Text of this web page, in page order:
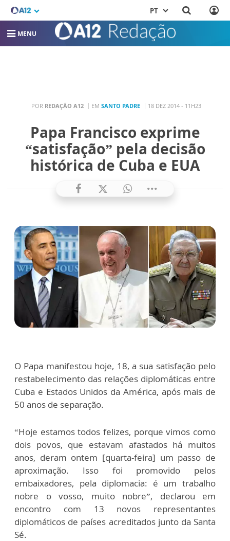
PT
MENU
POR REDAÇÃO A12 EM SANTO PADRE 18 DEZ 2014 - 11H23
Papa Francisco exprime
“satisfação” pela decisão
histórica de Cuba e EUA
O Papa manifestou hoje, 18, a sua satisfação pelo
restabelecimento das relações diplomáticas entre
Cuba e Estados Unidos da América, após mais de
50 anos de separação.
“Hoje estamos todos felizes, porque vimos como
dois povos, que estavam afastados há muitos
anos, deram ontem [quarta-feira] um passo de
aproximação. Isso foi promovido pelos
embaixadores, pela diplomacia: é um trabalho
nobre o vosso, muito nobre”, declarou em
encontro com 13 novos representantes
diplomáticos de países acreditados junto da Santa
Sé.